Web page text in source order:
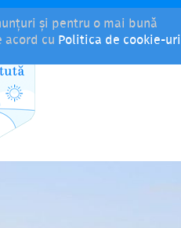
și pentru o mai bună
cu Politica de cookie-uri